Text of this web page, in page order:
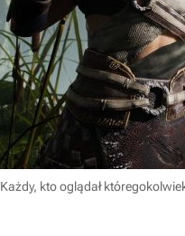
Każdy, kto oglądał